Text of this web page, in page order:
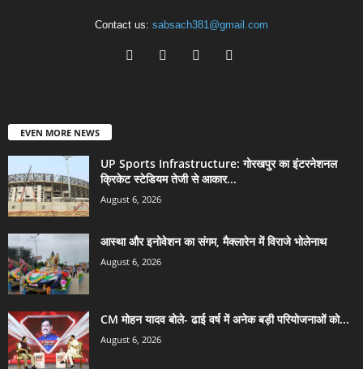
Contact us: sabsach381@gmail.com
EVEN MORE NEWS
UP Sports Infrastructure: गोरखपुर का इंटरनेशनल
क्रिकेट स्टेडियम तेजी से आकार...
August 6, 2026
आस्था और इनोवेशन का संगम, मैक्लारेन में विराजे भोलेनाथ
August 6, 2026
CM मोहन यादव बोले- ढाई वर्ष में अनेक बड़ी परियोजनाओं को...
August 6, 2026